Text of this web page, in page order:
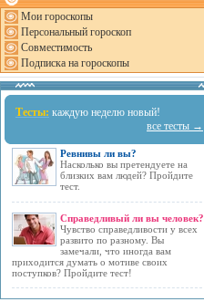
Мои гороскопы
Персональный гороскоп
Совместимость
Подписка на гороскопы
Тесты: каждую неделю новый!
все тесты →
Ревнивы ли вы?
Насколько вы претендуете на
близких вам людей? Пройдите
тест.
Справедливый ли вы человек?
Чувство справедливости у всех
развито по разному. Вы
замечали, что иногда вам
приходится думать о мотиве своих
поступков? Пройдите тест!